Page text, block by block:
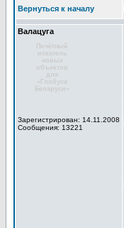
Вернуться к началу
Валацуга
Почётный
искатель
новых
объектов
для
«Глобуса
Беларуси»
Зарегистрирован: 14.11.2008
Сообщения: 13221